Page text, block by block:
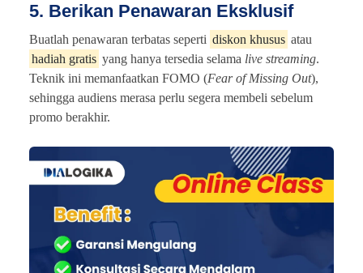
5. Berikan Penawaran Eksklusif
Buatlah penawaran terbatas seperti diskon khusus atau
hadiah gratis yang hanya tersedia selama live streaming.
Teknik ini memanfaatkan FOMO (Fear of Missing Out),
sehingga audiens merasa perlu segera membeli sebelum
promo berakhir.